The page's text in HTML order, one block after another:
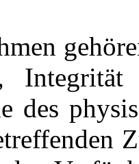
des